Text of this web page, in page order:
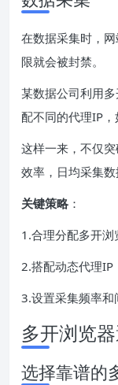
在数据采集时，
限就会被封禁。
某数据公司利用
配不同的代理IP，
这样一来，不仅
效率，日均采集数
关键策略 ：
1.合理分配多开浏
2.搭配动态代理IP
3.设置采集频率和
多开浏览
选择靠谱的